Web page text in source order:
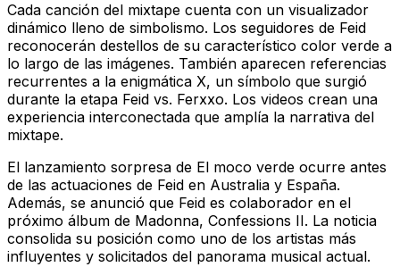
Cada canción del mixtape cuenta con un visualizador
dinámico lleno de simbolismo. Los seguidores de Feid
reconocerán destellos de su característico color verde a
lo largo de las imágenes. También aparecen referencias
recurrentes a la enigmática X, un símbolo que surgió
durante la etapa Feid vs. Ferxxo. Los videos crean una
experiencia interconectada que amplía la narrativa del
mixtape.
El lanzamiento sorpresa de El moco verde ocurre antes
de las actuaciones de Feid en Australia y España.
Además, se anunció que Feid es colaborador en el
próximo álbum de Madonna, Confessions II. La noticia
consolida su posición como uno de los artistas más
influyentes y solicitados del panorama musical actual.